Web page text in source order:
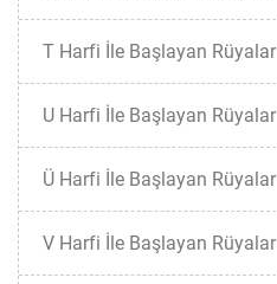
T Harfi İle Başlayan Rüyalar
U Harfi İle Başlayan Rüyalar
Ü Harfi İle Başlayan Rüyalar
V Harfi İle Başlayan Rüyalar